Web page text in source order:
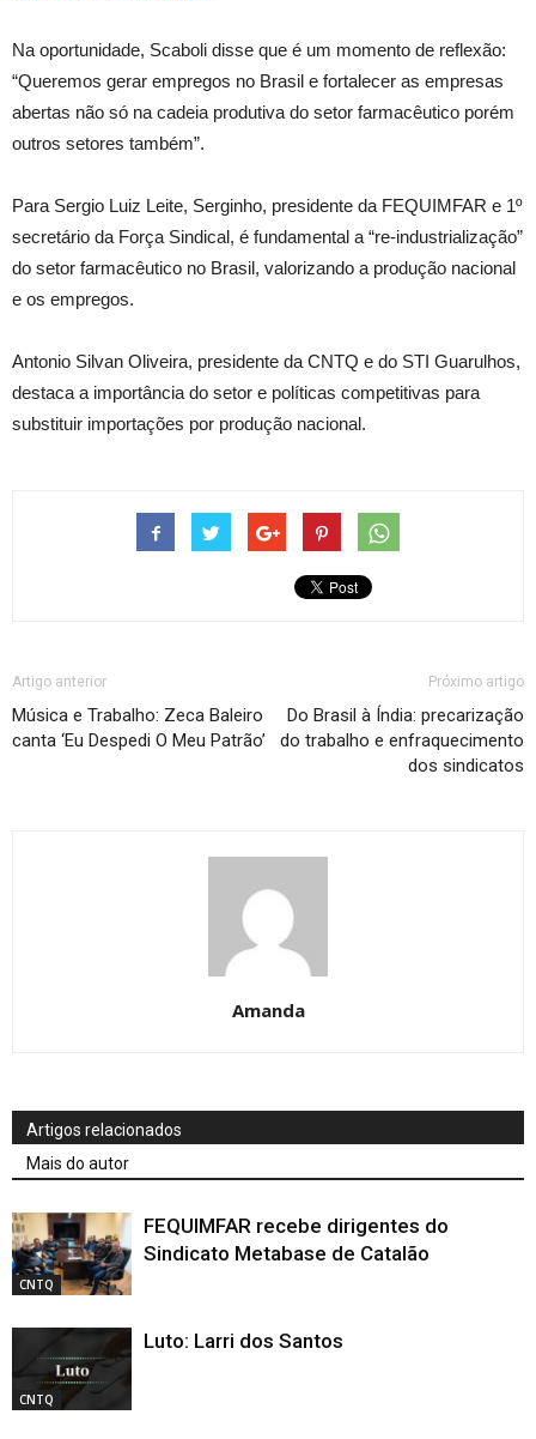
Na oportunidade, Scaboli disse que é um momento de reflexão:
“Queremos gerar empregos no Brasil e fortalecer as empresas
abertas não só na cadeia produtiva do setor farmacêutico porém
outros setores também”.
Para Sergio Luiz Leite, Serginho, presidente da FEQUIMFAR e 1º
secretário da Força Sindical, é fundamental a “re-industrialização”
do setor farmacêutico no Brasil, valorizando a produção nacional
e os empregos.
Antonio Silvan Oliveira, presidente da CNTQ e do STI Guarulhos,
destaca a importância do setor e políticas competitivas para
substituir importações por produção nacional.
Artigo anterior
Música e Trabalho: Zeca Baleiro
canta ‘Eu Despedi O Meu Patrão’
Próximo artigo
Do Brasil à Índia: precarização
do trabalho e enfraquecimento
dos sindicatos
Amanda
Artigos relacionados
Mais do autor
CNTQ
FEQUIMFAR recebe dirigentes do
Sindicato Metabase de Catalão
CNTQ
Luto: Larri dos Santos